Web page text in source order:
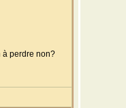
à perdre non?